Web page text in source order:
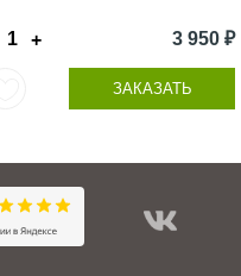
+ 3 950 ₽
ЗАКАЗАТЬ